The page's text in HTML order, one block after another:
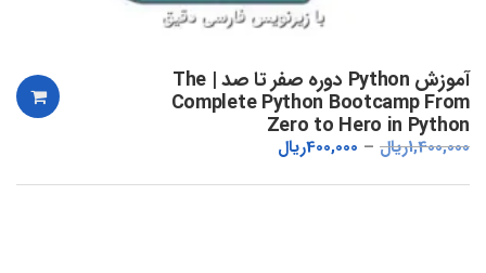
آموزش Python دوره صفر تا صد | The
Complete Python Bootcamp From
Zero to Hero in Python
1,400,000ریال 400,000ریال